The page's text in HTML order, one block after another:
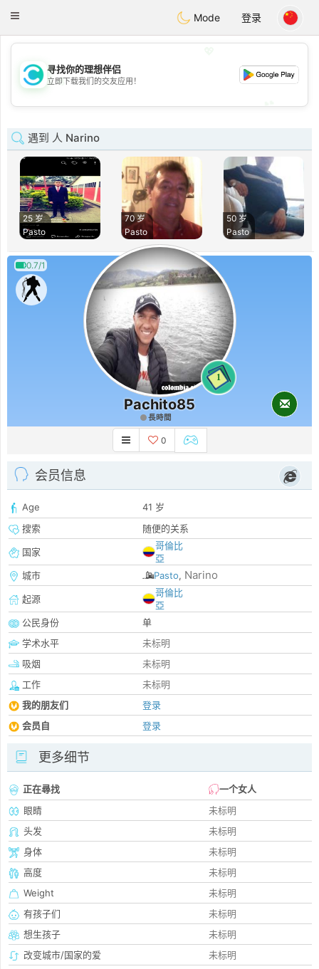
Citas
Toggle
Mode 登录
💖
💕
寻找你的理想伴侣
立即下载我们的交友应用！
遇到 人 Narino
25 岁
Pasto
70 岁
Pasto
50 岁
Pasto
0.7/1
1
Pachito85
長時間
0
会员信息
Age
41 岁
搜索
随便的关系
国家
哥倫比
亞
城市
Pasto, Narino
起源
哥倫比
亞
公民身份
单
学术水平
未标明
吸烟
未标明
工作
未标明
我的朋友们
登录
会员自
登录
更多细节
正在尋找
一个女人
眼睛
未标明
头发
未标明
身体
未标明
高度
未标明
Weight
未标明
有孩子们
未标明
想生孩子
未标明
改变城市/国家的爱
未标明